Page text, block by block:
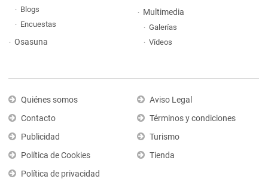
Blogs
Encuestas
Osasuna
Multimedia
Galerías
Vídeos
Quiénes somos
Contacto
Publicidad
Política de Cookies
Política de privacidad
Aviso Legal
Términos y condiciones
Turismo
Tienda